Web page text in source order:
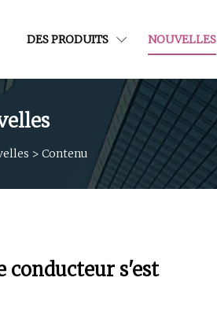
DES PRODUITS NOUVELLES
> Contenu
conducteur s'est